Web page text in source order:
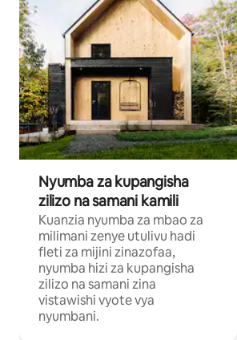
Nyumba za kupangisha
zilizo na samani kamili
Kuanzia nyumba za mbao za
milimani zenye utulivu hadi
fleti za mijini zinazofaa,
nyumba hizi za kupangisha
zilizo na samani zina
vistawishi vyote vya
nyumbani.